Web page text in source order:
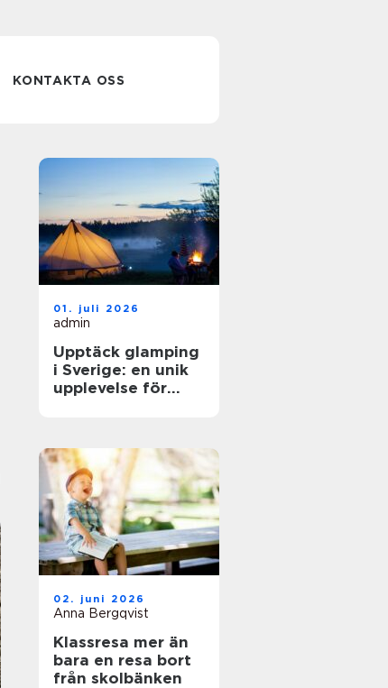
KONTAKTA OSS
01. juli 2026
admin
Upptäck glamping
i Sverige: en unik
upplevelse för
02. juni 2026
Anna Bergqvist
Klassresa mer än
bara en resa bort
från skolbänken